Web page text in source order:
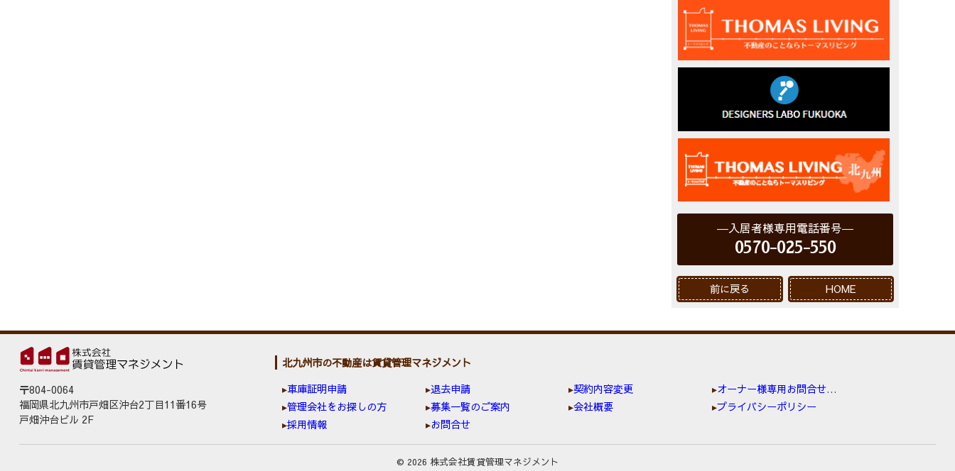
入居者様専用電話番号
0570-025-550
前に戻る HOME
〒804-0064
福岡県北九州市戸畑区沖台2丁目11番16号
戸畑沖台ビル 2F
北九州市の不動産は賃貸管理マネジメント
車庫証明申請
退去申請 契約内容変更
オーナー様専用お問合せ窓口
管理会社をお探しの方
募集一覧のご案内 会社概要
プライバシーポリシー
採用情報
お問合せ
© 2026 株式会社賃貸管理マネジメント